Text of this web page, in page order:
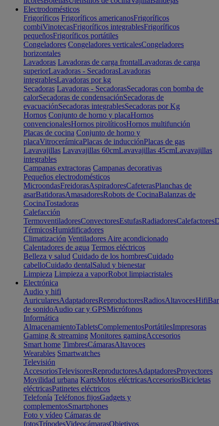
Electrodomésticos
Frigoríficos Frigoríficos americanosFrigoríficos
combiVinotecasFrigoríficos integrablesFrigoríficos
pequeñosFrigoríficos portátiles
Congeladores Congeladores verticalesCongeladores
horizontales
Lavadoras Lavadoras de carga frontalLavadoras de carga
superiorLavadoras - SecadorasLavadoras
integrablesLavadoras por kg
Secadoras Lavadoras - SecadorasSecadoras con bomba de
calorSecadoras de condensaciónSecadoras de
evacuaciónSecadoras integrablesSecadoras por Kg
Hornos Conjunto de horno y placaHornos
convencionalesHornos pirolíticosHornos multifunción
Placas de cocina Conjunto de horno y
placaVitrocerámicaPlacas de inducciónPlacas de gas
Lavavajillas Lavavajillas 60cmLavavajillas 45cmLavavajillas
integrables
Campanas extractoras Campanas decorativas
Pequeños electrodomésticos
MicroondasFreidorasAspiradoresCafeterasPlanchas de
asarBatidorasAmasadoresRobots de CocinaBalanzas de
CocinaTostadoras
Calefacción
TermoventiladoresConvectoresEstufasRadiadoresCalefactores
TérmicosHumidificadores
Climatización Ventiladores Aire acondicionado
Calentadores de agua Termos eléctricos
Belleza y salud Cuidado de los hombresCuidado
cabelloCuidado dentalSalud y bienestar
Limpieza Limpieza a vaporRobot limpiacristales
Electrónica
Audio y hifi
AuricularesAdaptadoresReproductoresRadiosAltavocesHifi
de sonidoAudio car y GPSMicrófonos
Informática
AlmacenamientoTabletsComplementosPortátilesImpresoras
Gaming & streaming Monitores gamingAccesorios
Smart home TimbresCámarasAltavoces
Wearables Smartwatches
Televisión
AccesoriosTelevisoresReproductoresAdaptadoresProyectores
Movilidad urbana KartsMotos eléctricasAccesoriosBicicletas
eléctricasPatinetes eléctricos
Telefonía Teléfonos fijosGadgets y
complementosSmartphones
Foto y vídeo Cámaras de
fotosTrípodesVideocámarasObjetivos